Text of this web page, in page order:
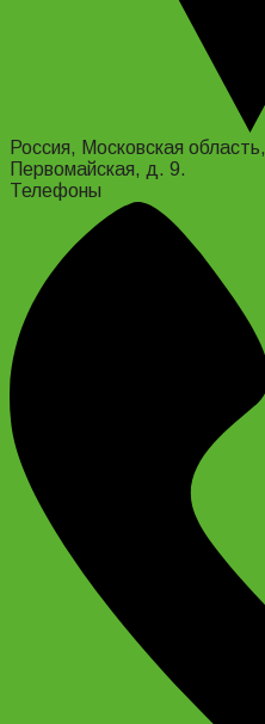
Россия, Московская
Первомайская, д. 9.
Телефоны